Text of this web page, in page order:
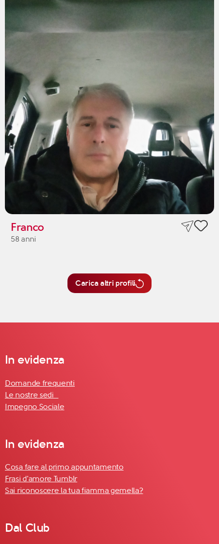
Franco
58 anni
Carica altri profili
In evidenza
Domande frequenti
Le nostre sedi
Impegno Sociale
In evidenza
Cosa fare al primo appuntamento
Frasi d'amore Tumblr
Sai riconoscere la tua fiamma gemella?
Dal Club